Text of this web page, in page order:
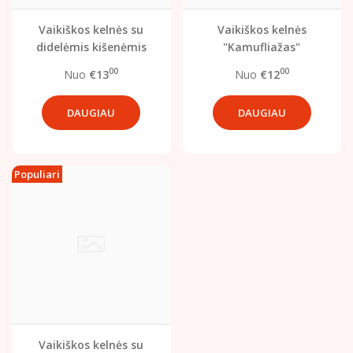
Vaikiškos kelnės su
didelėmis kišenėmis
Nuo €1300
DAUGIAU
Vaikiškos kelnės
"Kamufliažas"
Nuo €1200
DAUGIAU
Populiari
Vaikiškos kelnės su